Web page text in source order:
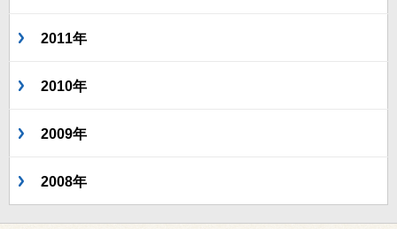
2011年
2010年
2009年
2008年